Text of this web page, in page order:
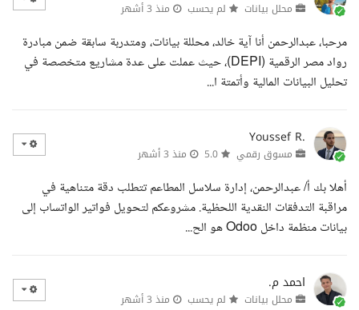
محلل بيانات لم يحسب منذ 3 أشهر
مرحبا، عبدالرحمن أنا آية خالد، محللة بيانات، ومتدربة سابقة ضمن مبادرة
رواد مصر الرقمية (DEPI)، حيث عملت على عدة مشاريع متخصصة في
تحليل البيانات المالية وأتمتة ا...
Youssef R.
مسوق رقمي منذ 3 أشهر
أهلا بك أ/ عبدالرحمن، إدارة سلاسل المطاعم تتطلب دقة متناهية في
مراقبة التدفقات النقدية اللحظية. مشروعكم لتحويل فواتير الواتساب إلى
بيانات منظمة داخل Odoo هو الح...
احمد م.
محلل بيانات لم يحسب منذ 3 أشهر